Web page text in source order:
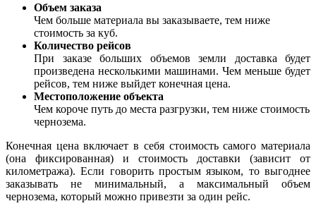
Объем заказа
Чем больше материала вы заказываете, тем ниже
стоимость за куб.
Количество рейсов
При заказе больших объемов земли доставка будет
произведена несколькими машинами. Чем меньше будет
рейсов, тем ниже выйдет конечная цена.
Местоположение объекта
Чем короче путь до места разгрузки, тем ниже стоимость
чернозема.
Конечная цена включает в себя стоимость самого материала
(она фиксированная) и стоимость доставки (зависит от
километража). Если говорить простым языком, то выгоднее
заказывать не минимальный, а максимальный объем
чернозема, который можно привезти за один рейс.